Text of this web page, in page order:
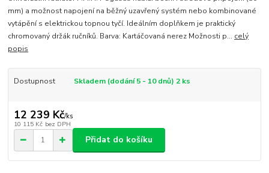
mm) a možnost napojení na běžný uzavřený systém nebo kombinované
vytápění s elektrickou topnou tyčí. Ideálním doplňkem je praktický
chromovaný držák ručníků. Barva: Kartáčovaná nerez Možnosti p... celý
popis
Dostupnost Skladem (dodání 5 - 10 dnů) 2 ks
12 239 Kč/ks
10 115 Kč bez DPH
Přidat do košíku